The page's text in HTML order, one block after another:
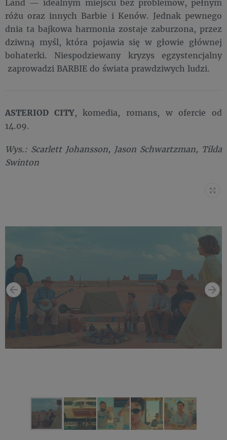
Land — idealnym miejscu bez problemów, pełnym
różu oraz innych Barbie i Kenów. Jednak pewnego
dnia ta bajkowa harmonia zostaje zaburzona, przez
dziwną myśl, która pojawia się w głowie głównej
bohaterki. Niespodziewany kryzys egzystencjalny
zaprowadzi BARBIE do świata prawdziwych ludzi.
ASTERIOD CITY, komedia, romans, w ofercie od
14.09.
Wys.: Scarlett Johansson, Jason Schwartzman, Tilda
Swinton